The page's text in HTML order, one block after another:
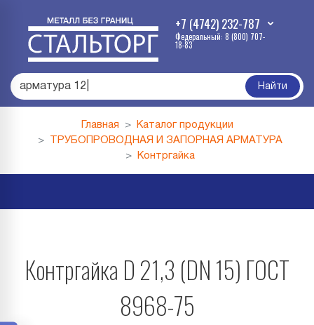
+7 (4742) 232-787
Федеральный: 8 (800) 707-
18-83
арматура 12 Найти
Главная
Каталог продукции
ТРУБОПРОВОДНАЯ И ЗАПОРНАЯ АРМАТУРА
Контргайка
Контргайка D 21,3 (DN 15) ГОСТ
8968-75